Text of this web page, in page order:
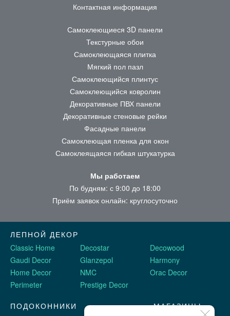
Контактная информация
Самоклеющиеся 3D панели
Текстурные обои
Самоклеющаяся плитка
Мягкий пол пазл
Самоклеющийся плинтус
Самоклеющийся ковролин
Декоративные ПВХ панели
Декоративные стеновые рейки
Фасадные панели
Самоклеющая пленка для окон
Самоклеящаяся гибкая штукатурка
Мы работаем
По будням: с 9:00 до 18:00
Приём заявок онлайн: круглосуточно
ЛЕПНОЙ ДЕКОР
Classic Home
Decostar
Decowood
Gaudi Decor
Glanzepol
Harmony
Home Decor
NMC
Orac Decor
Perimeter
Prestige Decor
ПОДОКОННИКИ
МАГАЗИНЫ